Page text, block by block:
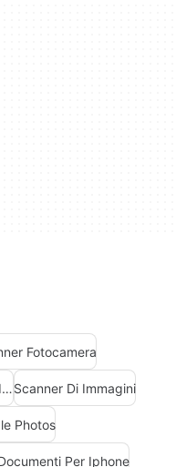
Fotocamera
Scanner Di Documenti Gratuito Per AndroidScanner Di Immagini
Photos
Per Iphone